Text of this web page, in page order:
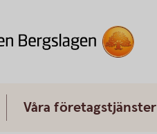
Våra företagstjänster